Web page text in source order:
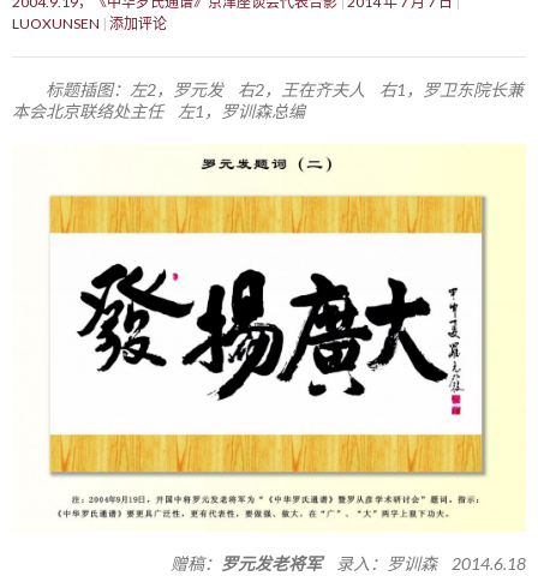
LUOXUNSEN 添加评论
标题插图：左2，罗元发 右2，王在齐夫人 右1，罗卫东院长兼
本会北京联络处主任 左1，罗训森总编
赠稿： 罗元发老将军录入：罗训森 2014.6.18